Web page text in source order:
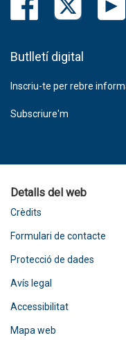
Butlletí digital
Inscriu-te per rebre
Subscriure'm
Detalls del web
Crèdits
Formulari de contacte
Protecció de dades
Avís legal
Accessibilitat
Mapa web